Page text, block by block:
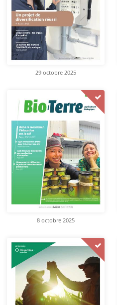
29 octobre 2025
8 octobre 2025